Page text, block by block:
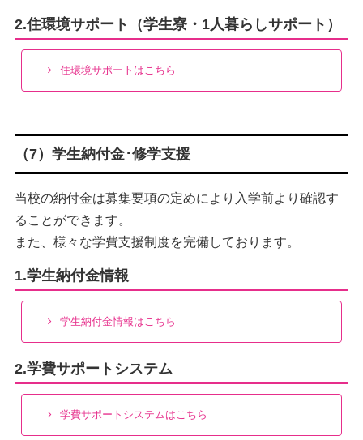
2.住環境サポート（学生寮・1人暮らしサポート）
住環境サポートはこちら
（7）学生納付金･修学支援
当校の納付金は募集要項の定めにより入学前より確認す
ることができます。
また、様々な学費支援制度を完備しております。
1.学生納付金情報
学生納付金情報はこちら
2.学費サポートシステム
学費サポートシステムはこちら